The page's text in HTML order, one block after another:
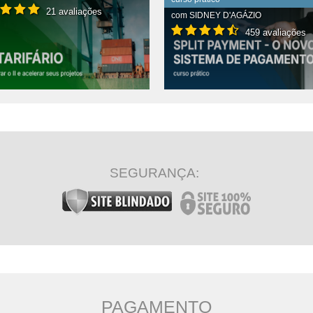
21 avaliações
com SIDNEY D'AGÁZIO
459 avaliações
CONTEÚDO COMPLETO VER CONTEÚDO COMPLETO
SEGURANÇA:
PAGAMENTO